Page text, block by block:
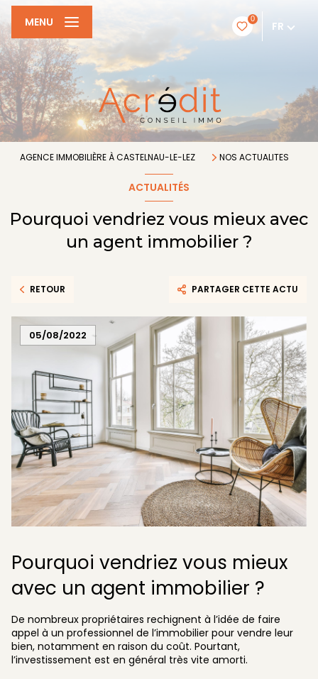
0
FR
MENU
AGENCE IMMOBILIÈRE À CASTELNAU-LE-LEZ NOS ACTUALITES
ACTUALITÉS
Pourquoi vendriez vous mieux avec
un agent immobilier ?
RETOUR PARTAGER CETTE ACTU
05/08/2022
Pourquoi vendriez vous mieux
avec un agent immobilier ?
De nombreux propriétaires rechignent à l’idée de faire
appel à un professionnel de l’immobilier pour vendre leur
bien, notamment en raison du coût. Pourtant,
l’investissement est en général très vite amorti.